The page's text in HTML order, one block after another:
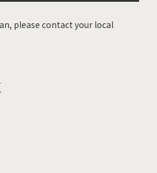
please contact your local